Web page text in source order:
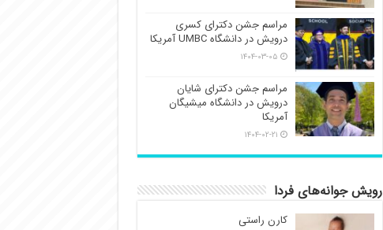
مراسم جشن دکترای کسری
درویش در دانشگاه UMBC آمریکا
۱۴۰۴-۰۳-۰۵
مراسم جشن دکترای شایان
درویش در دانشگاه میشیگان
آمریکا
۱۴۰۴-۰۲-۲۱
رویش جوانه‌های فردا
کارن راستی